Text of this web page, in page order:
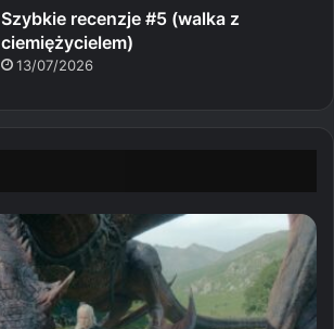
Szybkie recenzje #5 (walka z
ciemiężycielem)
13/07/2026